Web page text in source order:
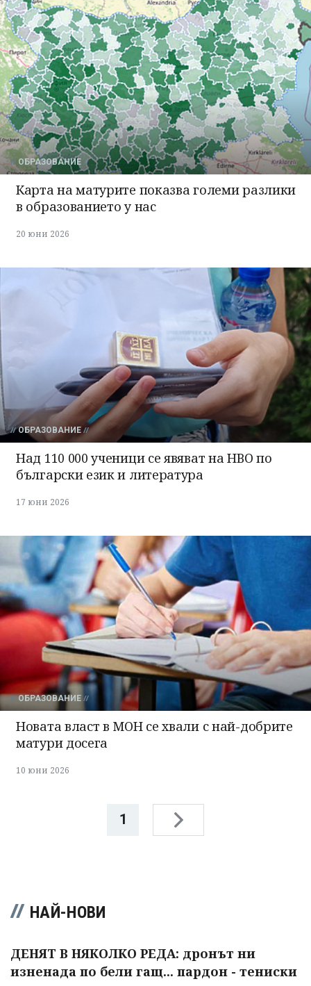
ОБРАЗОВАНИЕ
Карта на матурите показва големи разлики
в образованието у нас
20 юни 2026
ОБРАЗОВАНИЕ
Над 110 000 ученици се явяват на НВО по
български език и литература
17 юни 2026
ОБРАЗОВАНИЕ
Новата власт в МОН се хвали с най-добрите
матури досега
10 юни 2026
1
НАЙ-НОВИ
ДЕНЯТ В НЯКОЛКО РЕДА: дронът ни
изненада по бели гащ... пардон - тениски